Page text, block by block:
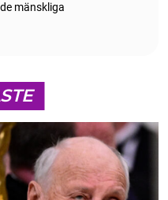
mänskliga